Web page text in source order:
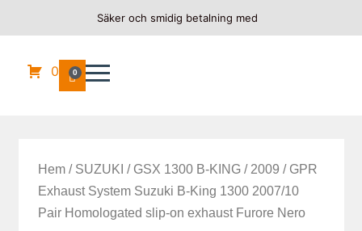
Säker och smidig betalning med
0 0
Hem/ SUZUKI / GSX 1300 B-KING/ 2009 / GPR
Exhaust System Suzuki B-King 1300 2007/10
Pair Homologated slip-on exhaust Furore Nero